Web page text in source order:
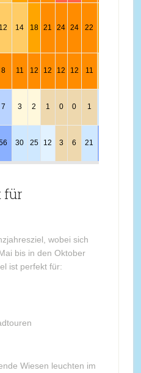
12 14 18 21 24 24 22
8 11 12 12 12 12 11
7 3 2 1 0 0 1
30 25 12 3 6 21
für
wobei sich
bis in den Oktober
ist perfekt für:
Wiesen leuchten im